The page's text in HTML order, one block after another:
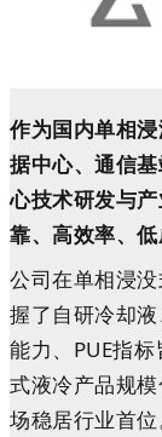
作为国内单相
据中心、通信
心技术研发与
靠、高效率、
公司在单相浸
握了自研冷却
能力、PUE指
式液冷产品规
场稳居行业首